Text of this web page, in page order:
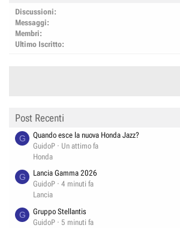
Discussioni
Messaggi
Membri
Ultimo Iscritto
Post Recenti
G
Quando esce la nuova Honda Jazz?
GuidoP
Un attimo fa
Honda
G
Lancia Gamma 2026
GuidoP
4 minuti fa
Lancia
G
Gruppo Stellantis
GuidoP
5 minuti fa